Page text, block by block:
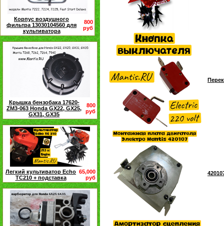
Корпус воздушного
фильтра 13030104560 для
культиватора
800
руб
Крышка бензобака 17620-
ZM3-063 Honda GX22, GX25,
GX31, GX35
800
руб
Легкий культиватор Echo
TC210 + подставка
65,000
руб